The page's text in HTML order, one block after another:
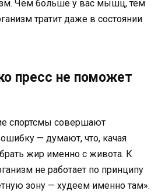
Чем больше у вас мышц, тем
тратит даже в состоянии
пресс не поможет
спортсмы совершают
— думают, что, качая
жир именно с живота. К
не работает по принципу
зону — худеем именно там».